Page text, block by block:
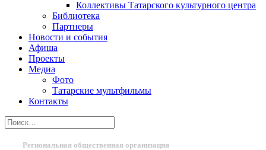
Коллективы Татарского культурного центра
Библиотека
Партнеры
Новости и события
Афиша
Проекты
Медиа
Фото
Татарские мультфильмы
Контакты
Региональная общественная организация